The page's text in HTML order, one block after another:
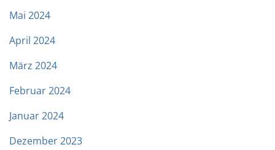
Mai 2024
April 2024
März 2024
Februar 2024
Januar 2024
Dezember 2023